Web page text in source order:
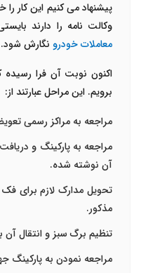
پیشنهاد می کنیم این کار
وکالت نامه را دارند
معاملات خودرو نگارش شود.
اکنون نوبت آن فرا رسیده
برویم. این مراحل عبارتند از:
مراجعه به مراکز رسمی
مراجعه به پارکینگ و
آن نوشته شده.
تحویل مدارک لازم برای
مذکور.
تنظیم برگ سبز و انتقال آن
مراجعه نمودن به